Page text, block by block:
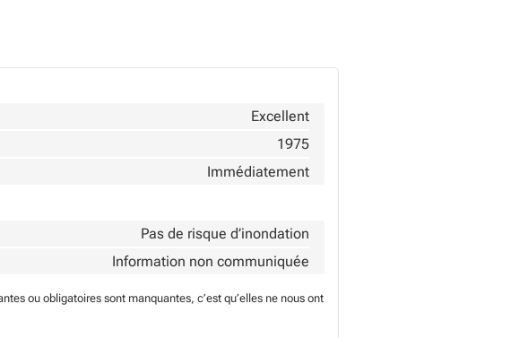
Excellent
1975
Immédiatement
Pas de risque d’inondation
Information non communiquée
ou obligatoires sont manquantes, c’est qu’elles ne nous ont